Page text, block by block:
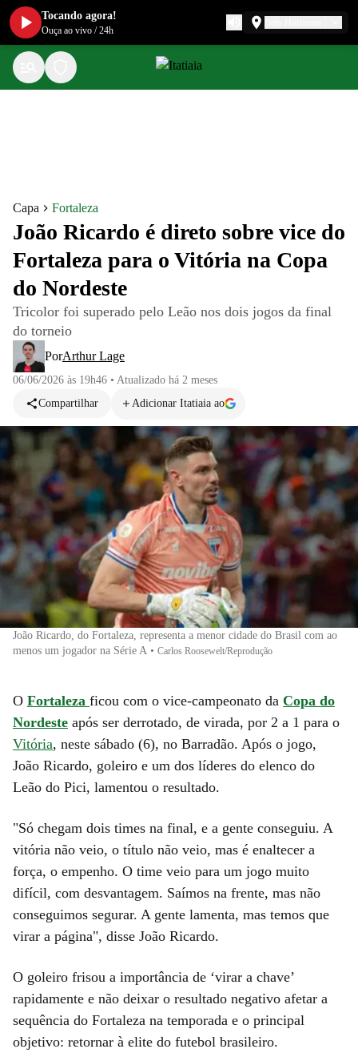
Capa Fortaleza
João Ricardo é direto sobre vice do
Fortaleza para o Vitória na Copa
do Nordeste
Tricolor foi superado pelo Leão nos dois jogos da final
do torneio
PorArthur Lage
06/06/2026 às 19h46 • Atualizado há 2 meses
Compartilhar
Adicionar Itatiaia ao
João Ricardo, do Fortaleza, representa a menor cidade do Brasil com ao
menos um jogador na Série A • Carlos Roosewelt/Reprodução
O Fortaleza ficou com o vice-campeonato da Copa do
Nordeste após ser derrotado, de virada, por 2 a 1 para o
Vitória, neste sábado (6), no Barradão. Após o jogo,
João Ricardo, goleiro e um dos líderes do elenco do
Leão do Pici, lamentou o resultado.
"Só chegam dois times na final, e a gente conseguiu. A
vitória não veio, o título não veio, mas é enaltecer a
força, o empenho. O time veio para um jogo muito
difícil, com desvantagem. Saímos na frente, mas não
conseguimos segurar. A gente lamenta, mas temos que
virar a página", disse João Ricardo.
O goleiro frisou a importância de ‘virar a chave’
rapidamente e não deixar o resultado negativo afetar a
sequência do Fortaleza na temporada e o principal
objetivo: retornar à elite do futebol brasileiro.
Tocando agora!
Ouça ao vivo /24h